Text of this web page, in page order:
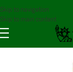
Skip to navigation
Skip to main content